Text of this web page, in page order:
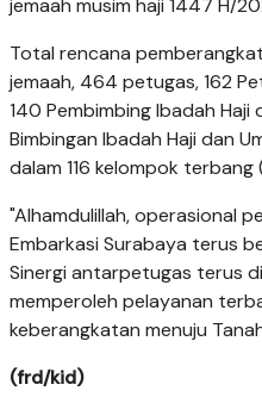
jemaah musim haji 1447 H/
Total rencana
jemaah, 464 petugas, 162
140 Pembimbing Ibadah Haji
Bimbingan Ibadah Haji dan
dalam 116 kelompok terbang
"Alhamdulillah, operasional
Embarkasi Surabaya terus
Sinergi antarpetugas terus
memperoleh pelayanan
keberangkatan menuju
(frd/kid)